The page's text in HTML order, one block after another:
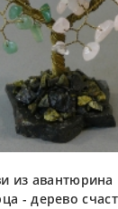
из авантюрина
- дерево